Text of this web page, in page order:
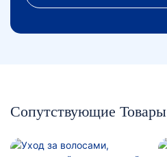
Сопутствующие Товары